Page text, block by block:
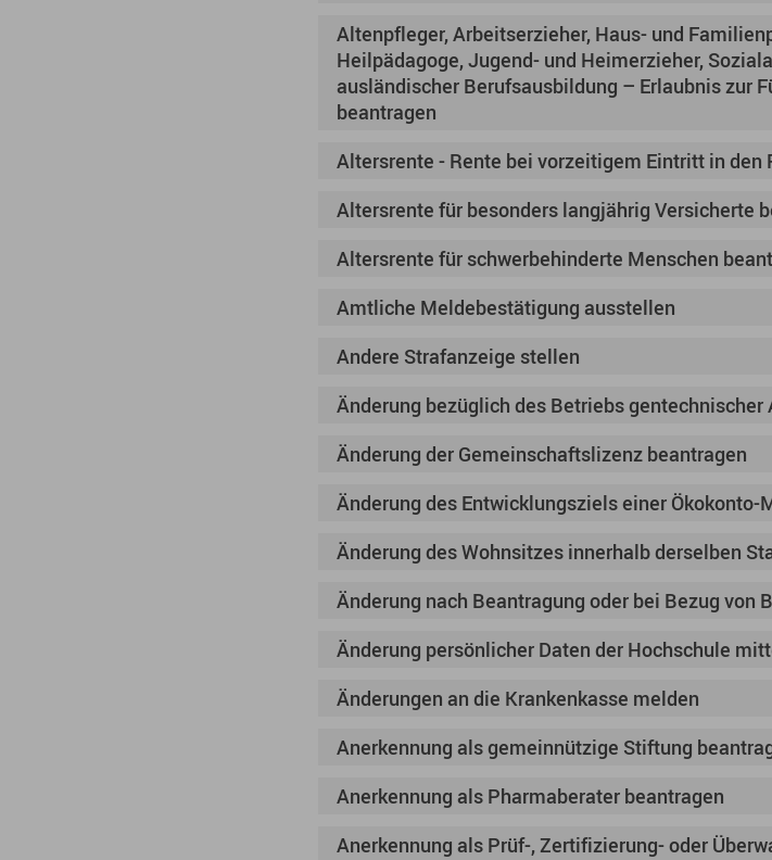
Altenpfleger, Arbeitserzieher, Haus- und
Heilpädagoge, Jugend- und Heimerzieher,
ausländischer Berufsausbildung – Erlaubnis zur
beantragen
Altersrente - Rente bei vorzeitigem Eintritt in den
Altersrente für besonders langjährig Versicherte
Altersrente für schwerbehinderte Menschen
Amtliche Meldebestätigung ausstellen
Andere Strafanzeige stellen
Änderung bezüglich des Betriebs
Änderung der Gemeinschaftslizenz beantragen
Änderung des Entwicklungsziels einer Ökokonto-
Änderung des Wohnsitzes innerhalb derselben
Änderung nach Beantragung oder bei Bezug von
Änderung persönlicher Daten der Hochschule
Änderungen an die Krankenkasse melden
Anerkennung als gemeinnützige Stiftung
Anerkennung als Pharmaberater beantragen
Anerkennung als Prüf-, Zertifizierung- oder